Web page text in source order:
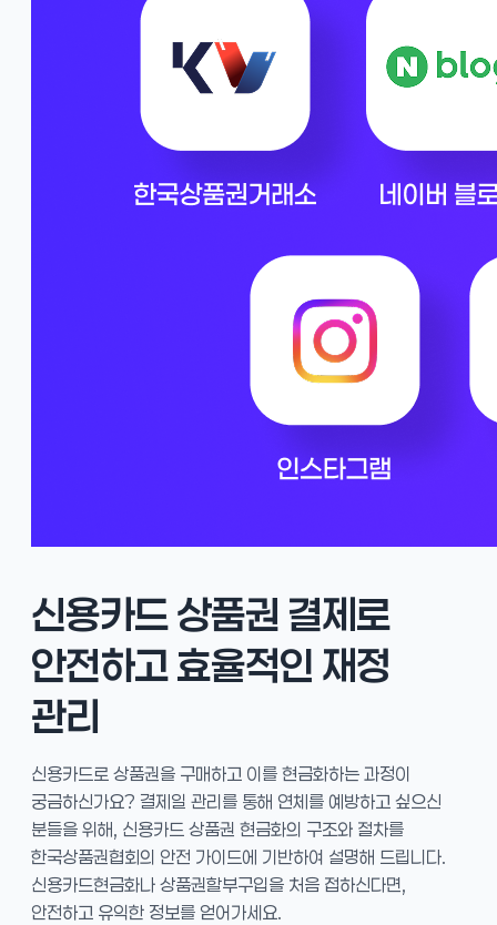
신용카드 상품권 결제로
안전하고 효율적인 재정
관리
신용카드로 상품권을 구매하고 이를 현금화하는 과정이
궁금하신가요? 결제일 관리를 통해 연체를 예방하고 싶으신
분들을 위해, 신용카드 상품권 현금화의 구조와 절차를
한국상품권협회의 안전 가이드에 기반하여 설명해 드립니다.
신용카드현금화나 상품권할부구입을 처음 접하신다면,
안전하고 유익한 정보를 얻어가세요.